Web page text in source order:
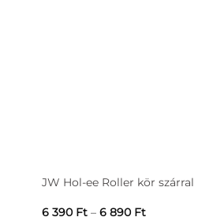
JW Hol-ee Roller kör szárral
6 390 Ft – 6 890 FtÁrtartomány: